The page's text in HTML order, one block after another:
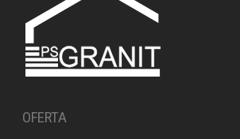
OFERTA